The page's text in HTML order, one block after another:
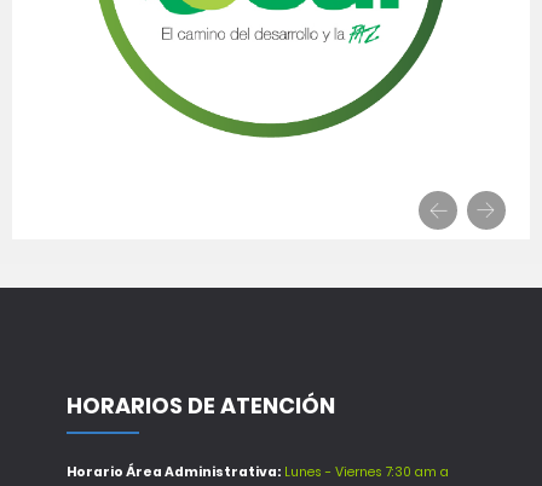
HORARIOS DE ATENCIÓN
Horario Área Administrativa: Lunes - Viernes 7:30 am a